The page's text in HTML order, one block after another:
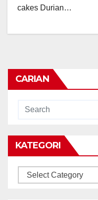
cakes Durian…
CARIAN
KATEGORI
KATEGORI